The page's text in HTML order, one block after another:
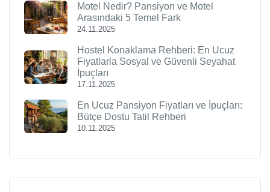
Motel Nedir? Pansiyon ve Motel
Arasındaki 5 Temel Fark
24.11.2025
Hostel Konaklama Rehberi: En Ucuz
Fiyatlarla Sosyal ve Güvenli Seyahat
İpuçları
17.11.2025
En Ucuz Pansiyon Fiyatları ve İpuçları:
Bütçe Dostu Tatil Rehberi
10.11.2025